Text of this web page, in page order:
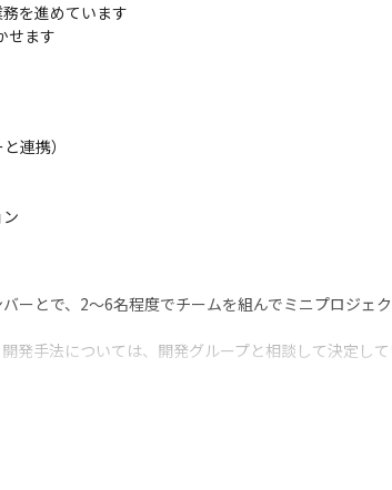
を進めています
せます
連携）
ーとで、2～6名程度でチームを組んでミニプロジェ
発手法については、開発グループと相談して決定し
を行っています